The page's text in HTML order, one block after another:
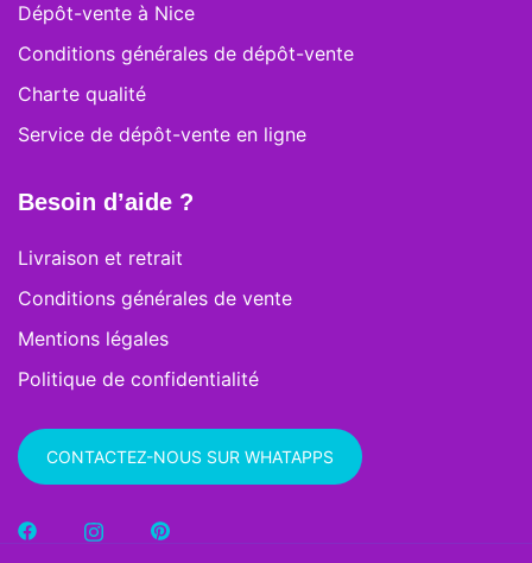
Dépôt-vente à Nice
Conditions générales de dépôt-vente
Charte qualité
Service de dépôt-vente en ligne
Besoin d’aide ?
Livraison et retrait
Conditions générales de vente
Mentions légales
Politique de confidentialité
CONTACTEZ-NOUS SUR WHATAPPS